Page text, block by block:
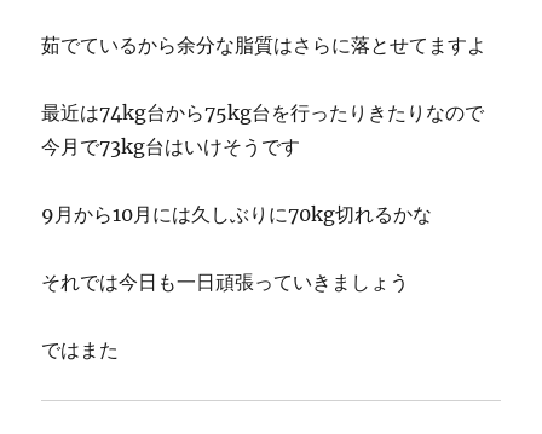
茹でているから余分な脂質はさらに落とせてますよ
最近は74kg台から75kg台を行ったりきたりなので
今月で73kg台はいけそうです
9月から10月には久しぶりに70kg切れるかな
それでは今日も一日頑張っていきましょう
ではまた